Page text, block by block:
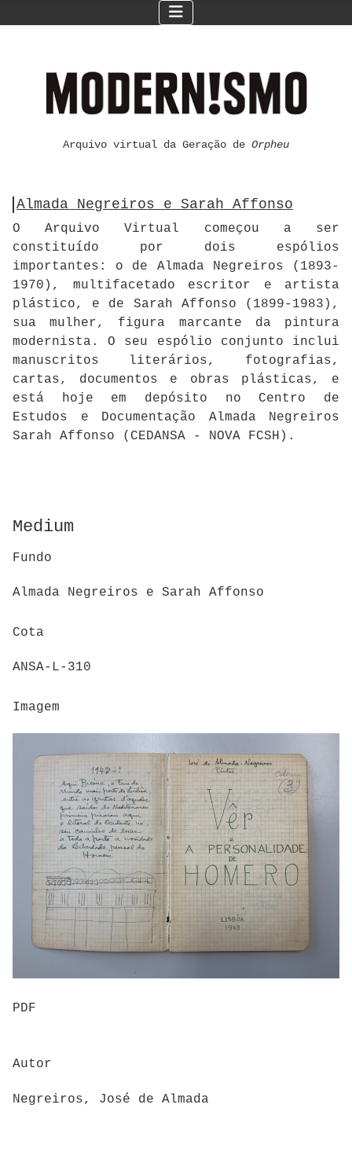
Arquivo virtual da Geração de Orpheu
Almada Negreiros e Sarah Affonso
O Arquivo Virtual começou a ser
constituído por dois espólios
importantes: o de Almada Negreiros (1893-
1970), multifacetado escritor e artista
plástico, e de Sarah Affonso (1899-1983),
sua mulher, figura marcante da pintura
modernista. O seu espólio conjunto inclui
manuscritos literários, fotografias,
cartas, documentos e obras plásticas, e
está hoje em depósito no Centro de
Estudos e Documentação Almada Negreiros
Sarah Affonso (CEDANSA - NOVA FCSH).
Medium
Fundo
Almada Negreiros e Sarah Affonso
Cota
ANSA-L-310
Imagem
PDF
Autor
Negreiros, José de Almada